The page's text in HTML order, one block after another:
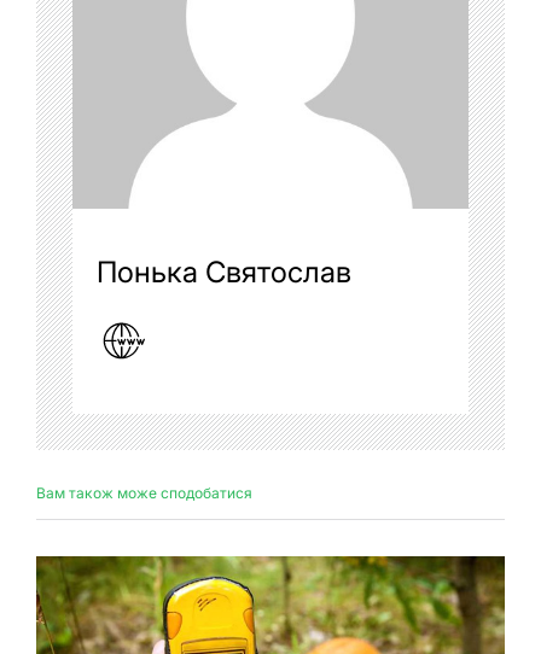
Понька Святослав
Вам також може сподобатися